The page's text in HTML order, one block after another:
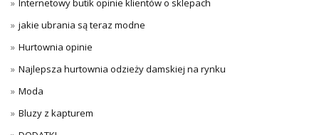
Internetowy butik opinie klientów o sklepach
jakie ubrania są teraz modne
Hurtownia opinie
Najlepsza hurtownia odzieży damskiej na rynku
Moda
Bluzy z kapturem